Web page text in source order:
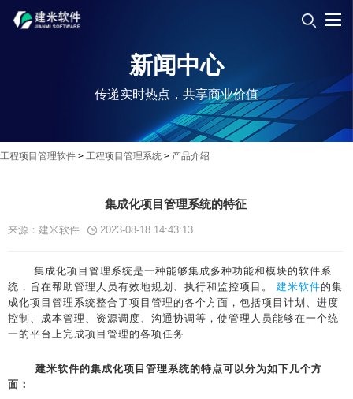
新闻中心
传递实时热点，共享商业价值
工程项目管理软件 > 工程项目管理系统 > 产品介绍
集成化项目管理系统的特征
来源：建米软件 2023-08-18 14:43:13
集成化项目管理系统是一种能够集成多种功能和模块的软件系
统，旨在帮助管理人员有效地规划、执行和监控项目。
建米软件的集
成化项目管理系统整合了项目管理的各个方面，包括项目计划、进度
控制、成本管理、资源调度、沟通协调等，使管理人员能够在一个统
一的平台上完成项目管理的各项任务
建米软件的集成化项目管理系统的特点可以分为如下几个方
面：